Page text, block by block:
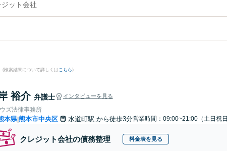
ット会社
(検索結果について詳しくは こちら)
裕介 弁護士 インタビューを見る
ズ法律事務所
本県|熊本市中央区 水道町駅 から徒歩3分営業時間：09:00~21:00（土日祝日
クレジット会社の債務整理 料金表を見る